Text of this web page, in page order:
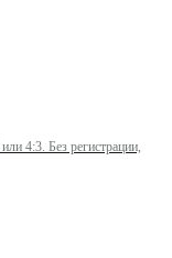
4:3. Без регистрации,